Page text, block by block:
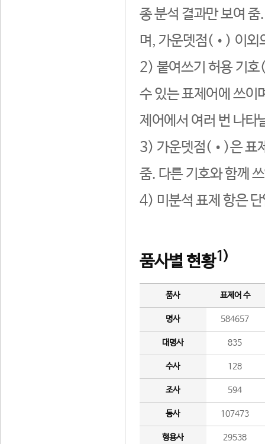
종 분석 결과만 보여
며, 가운뎃점(•) 이외
2) 붙여쓰기 허용 기호
수 있는 표제어에 쓰이
제어에서 여러 번 나타
3) 가운뎃점(•)은 표
줌. 다른 기호와 함께
4) 미분석 표제 항은
품사별 현황1)
품사 표제어 수
명사 584657
대명사 835
수사 128
조사 594
동사 107473
형용사 29538